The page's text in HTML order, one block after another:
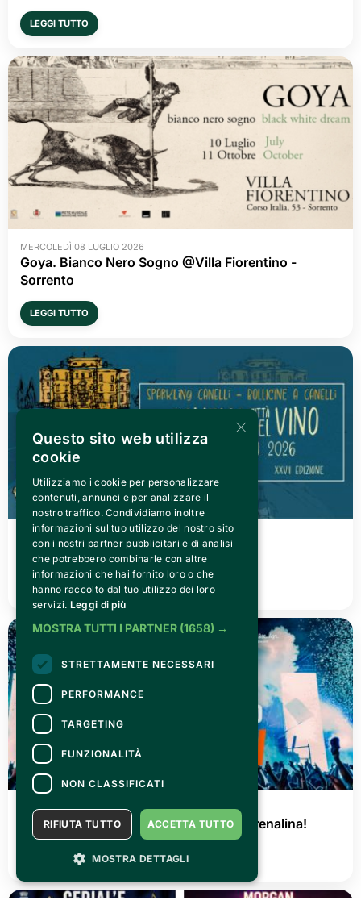
LEGGI TUTTO
MERCOLEDÌ 08 LUGLIO 2026
Goya. Bianco Nero Sogno @Villa Fiorentino -
Sorrento
LEGGI TUTTO
Canelli città del Vino 2026
LEGGI TUTTO
GIOVEDÌ 02 LUGLIO 2026
AGRISHOW 2026: tre giorni di pura adrenalina!
LEGGI TUTTO
×
Questo sito web utilizza
cookie
Utilizziamo i cookie per personalizzare
contenuti, annunci e per analizzare il
nostro traffico. Condividiamo inoltre
informazioni sul tuo utilizzo del nostro sito
con i nostri partner pubblicitari e di analisi
che potrebbero combinarle con altre
informazioni che hai fornito loro o che
hanno raccolto dal tuo utilizzo dei loro
servizi. Leggi di più
MOSTRA TUTTI I PARTNER (1658) →
STRETTAMENTE NECESSARI
PERFORMANCE
TARGETING
FUNZIONALITÀ
NON CLASSIFICATI
ACCETTA TUTTO
RIFIUTA TUTTO
MOSTRA DETTAGLI